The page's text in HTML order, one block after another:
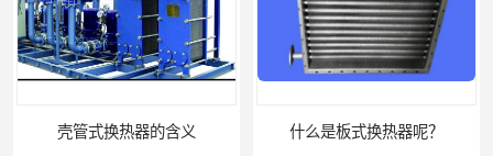
什么是板式换热器呢？